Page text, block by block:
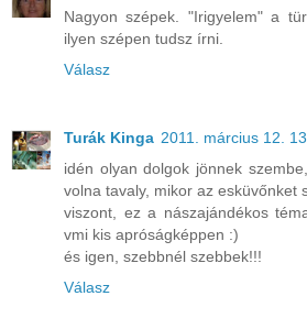
Nagyon szépek. "Irigyelem" a
ilyen szépen tudsz írni.
Válasz
Turák Kinga 2011. március 12.
idén olyan dolgok jönnek
volna tavaly, mikor az esküvőnket
viszont, ez a nászajándékos
vmi kis apróságképpen :)
és igen, szebbnél szebbek!!!
Válasz